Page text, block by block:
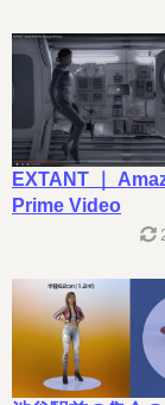
EXTANT ｜
Prime Video